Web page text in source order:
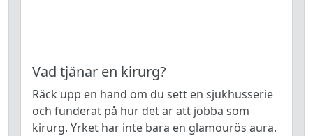
Vad tjänar en kirurg?
Räck upp en hand om du sett en sjukhusserie
och funderat på hur det är att jobba som
kirurg. Yrket har inte bara en glamourös aura.